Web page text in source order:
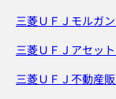
三菱ＵＦＪモルガ
三菱ＵＦＪアセッ
三菱ＵＦＪ不動産